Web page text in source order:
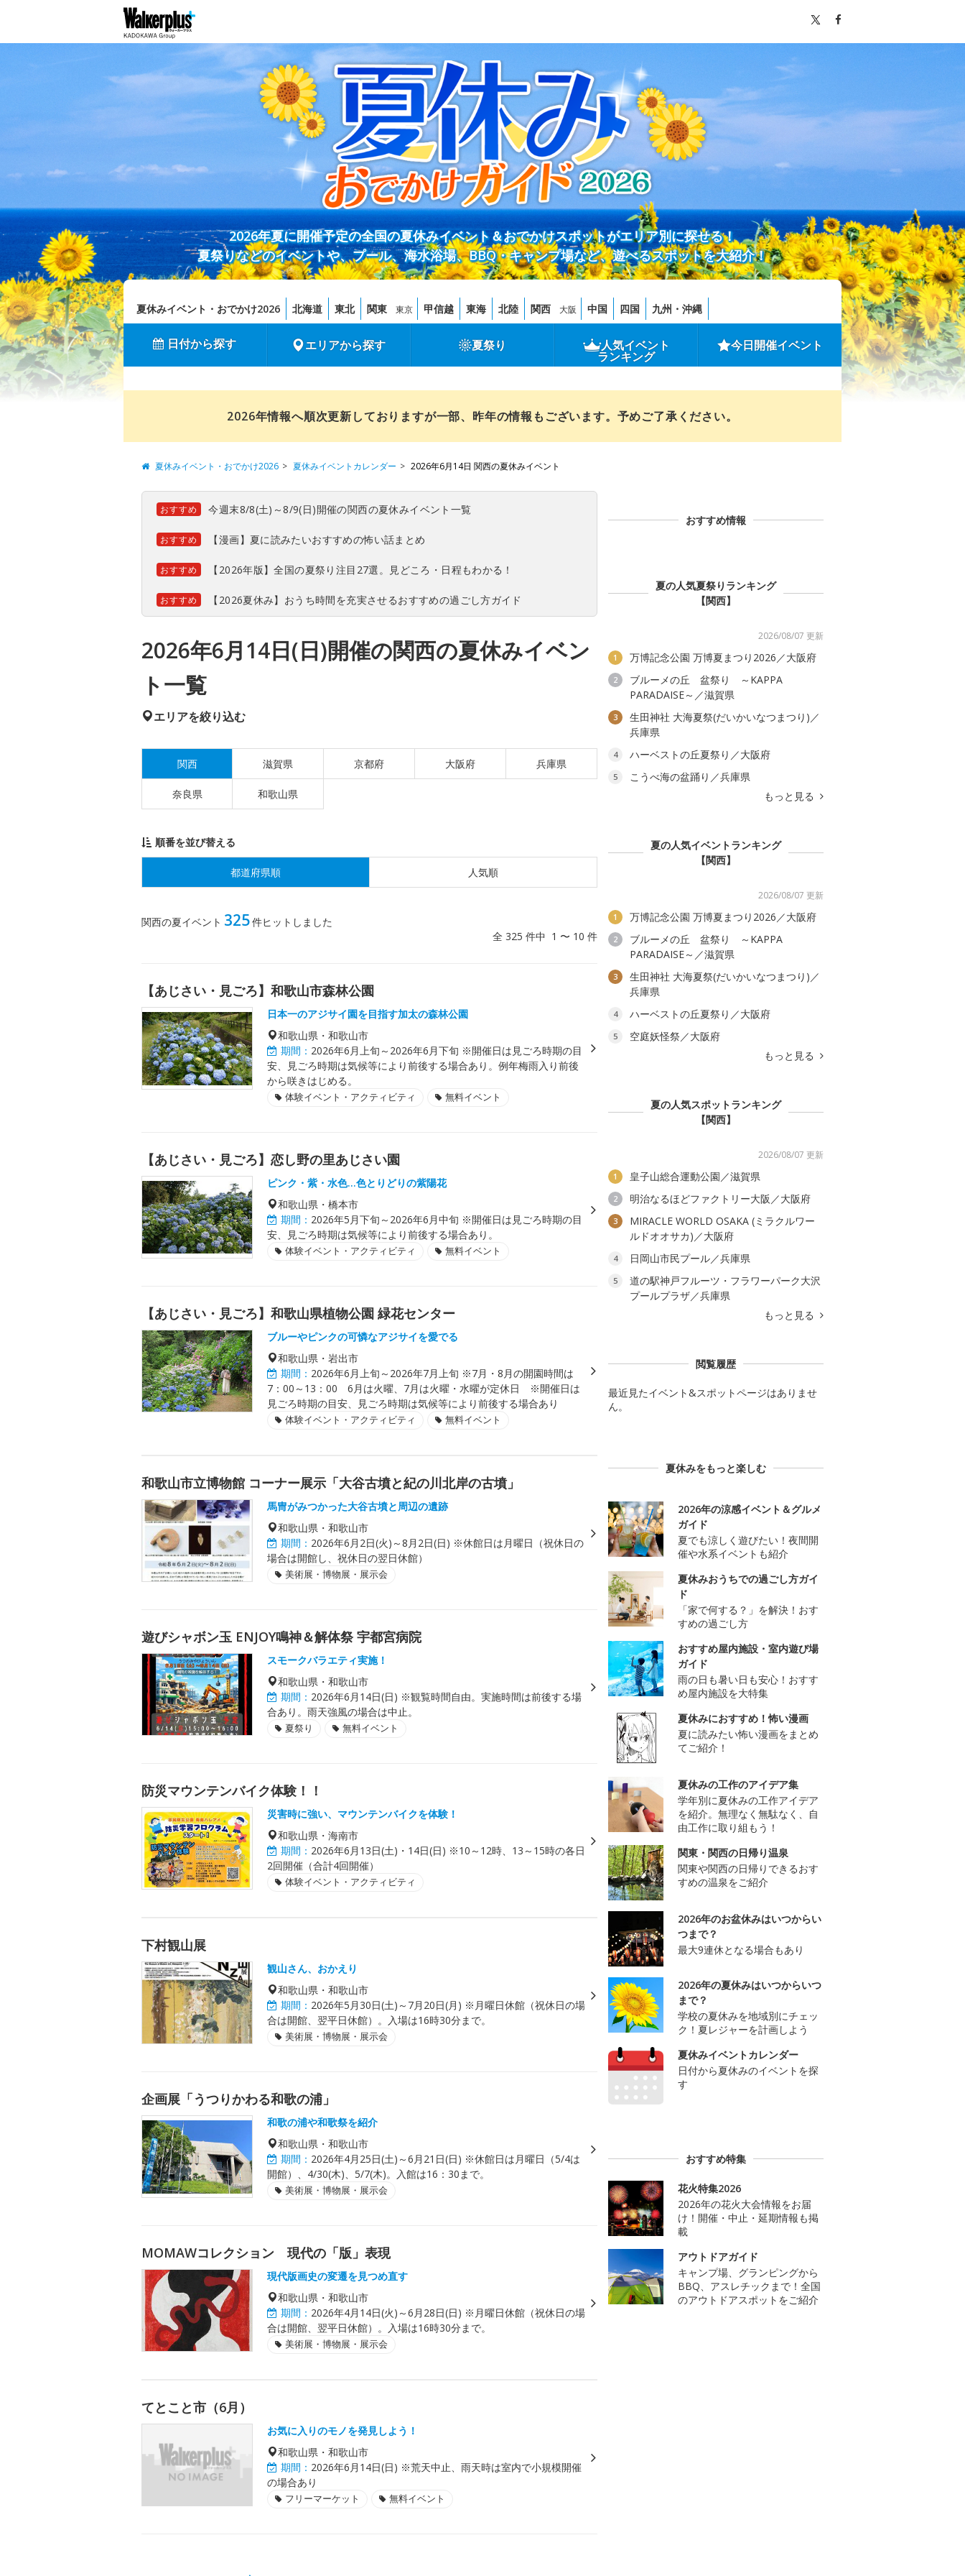
2026年夏に開催予定の全国の夏休みイベント＆おでかけスポットがエリア別に探せる！
夏祭りなどのイベントや、プール、海水浴場、BBQ・キャンプ場など、遊べるスポットを大紹介！
夏休みイベント・おでかけ2026 北海道 東北 関東 東京 甲信越 東海 北陸 関西 大阪 中国 四国 九州・沖縄
日付から探す エリアから探す 夏祭り 人気イベント
ランキング
今日開催イベント
2026年情報へ順次更新しておりますが一部、昨年の情報もございます。予めご了承ください。
夏休みイベント・おでかけ2026 夏休みイベントカレンダー 2026年6月14日 関西の夏休みイベント
おすすめ 今週末8/8(土)～8/9(日)開催の関西の夏休みイベント一覧
おすすめ 【漫画】夏に読みたいおすすめの怖い話まとめ
おすすめ 【2026年版】全国の夏祭り注目27選。見どころ・日程もわかる！
おすすめ 【2026夏休み】おうち時間を充実させるおすすめの過ごし方ガイド
2026年6月14日(日)開催の関西の夏休みイベン
ト一覧
エリアを絞り込む
関西 滋賀県 京都府 大阪府 兵庫県
奈良県 和歌山県
順番を並び替える
都道府県順 人気順
関西の夏イベント 325件ヒットしました
全 325 件中 1 〜 10 件
【あじさい・見ごろ】和歌山市森林公園
日本一のアジサイ園を目指す加太の森林公園
和歌山県・和歌山市
期間： 2026年6月上旬～2026年6月下旬 ※開催日は見ごろ時期の目
安、見ごろ時期は気候等により前後する場合あり。例年梅雨入り前後
から咲きはじめる。
体験イベント・アクティビティ 無料イベント
【あじさい・見ごろ】恋し野の里あじさい園
ピンク・紫・水色…色とりどりの紫陽花
和歌山県・橋本市
期間： 2026年5月下旬～2026年6月中旬 ※開催日は見ごろ時期の目
安、見ごろ時期は気候等により前後する場合あり。
体験イベント・アクティビティ 無料イベント
【あじさい・見ごろ】和歌山県植物公園 緑花センター
ブルーやピンクの可憐なアジサイを愛でる
和歌山県・岩出市
期間： 2026年6月上旬～2026年7月上旬 ※7月・8月の開園時間は
7：00～13：00 6月は火曜、7月は火曜・水曜が定休日 ※開催日は
見ごろ時期の目安、見ごろ時期は気候等により前後する場合あり
体験イベント・アクティビティ 無料イベント
和歌山市立博物館 コーナー展示「大谷古墳と紀の川北岸の古墳」
馬冑がみつかった大谷古墳と周辺の遺跡
和歌山県・和歌山市
期間： 2026年6月2日(火)～8月2日(日) ※休館日は月曜日（祝休日の
場合は開館し、祝休日の翌日休館）
美術展・博物展・展示会
遊びシャボン玉 ENJOY鳴神＆解体祭 宇都宮病院
スモークバラエティ実施！
和歌山県・和歌山市
期間： 2026年6月14日(日) ※観覧時間自由。実施時間は前後する場
合あり。雨天強風の場合は中止。
夏祭り 無料イベント
防災マウンテンバイク体験！！
災害時に強い、マウンテンバイクを体験！
和歌山県・海南市
期間： 2026年6月13日(土)・14日(日) ※10～12時、13～15時の各日
2回開催（合計4回開催）
体験イベント・アクティビティ
下村観山展
観山さん、おかえり
和歌山県・和歌山市
期間： 2026年5月30日(土)～7月20日(月) ※月曜日休館（祝休日の場
合は開館、翌平日休館）。入場は16時30分まで。
美術展・博物展・展示会
企画展「うつりかわる和歌の浦」
和歌の浦や和歌祭を紹介
和歌山県・和歌山市
期間： 2026年4月25日(土)～6月21日(日) ※休館日は月曜日（5/4は
開館）、4/30(木)、5/7(木)。入館は16：30まで。
美術展・博物展・展示会
MOMAWコレクション 現代の「版」表現
現代版画史の変遷を見つめ直す
和歌山県・和歌山市
期間： 2026年4月14日(火)～6月28日(日) ※月曜日休館（祝休日の場
合は開館、翌平日休館）。入場は16時30分まで。
美術展・博物展・展示会
てとこと市（6月）
お気に入りのモノを発見しよう！
和歌山県・和歌山市
期間： 2026年6月14日(日) ※荒天中止、雨天時は室内で小規模開催
の場合あり
フリーマーケット 無料イベント
おすすめ情報
夏の人気夏祭りランキング
【関西】
2026/08/07 更新
1 万博記念公園 万博夏まつり2026／大阪府
2
ブルーメの丘 盆祭り ～KAPPA
PARADAISE～／滋賀県
3
生田神社 大海夏祭(だいかいなつまつり)／
兵庫県
4 ハーベストの丘夏祭り／大阪府
5
こうべ海の盆踊り／兵庫県
もっと見る
夏の人気イベントランキング
【関西】
2026/08/07 更新
1 万博記念公園 万博夏まつり2026／大阪府
2
ブルーメの丘 盆祭り ～KAPPA
PARADAISE～／滋賀県
3
生田神社 大海夏祭(だいかいなつまつり)／
兵庫県
4 ハーベストの丘夏祭り／大阪府
5
空庭妖怪祭／大阪府
もっと見る
夏の人気スポットランキング
【関西】
2026/08/07 更新
1 皇子山総合運動公園／滋賀県
2 明治なるほどファクトリー大阪／大阪府
3
MIRACLE WORLD OSAKA (ミラクルワー
ルドオオサカ)／大阪府
4 日岡山市民プール／兵庫県
5
道の駅神戸フルーツ・フラワーパーク大沢
プールプラザ／兵庫県
もっと見る
閲覧履歴
最近見たイベント&スポットページはありませ
ん。
夏休みをもっと楽しむ
2026年の涼感イベント＆グルメ
ガイド
夏でも涼しく遊びたい！夜間開
催や水系イベントも紹介
夏休みおうちでの過ごし方ガイ
ド
「家で何する？」を解決！おす
すめの過ごし方
おすすめ屋内施設・室内遊び場
ガイド
雨の日も暑い日も安心！おすす
め屋内施設を大特集
夏休みにおすすめ！怖い漫画
夏に読みたい怖い漫画をまとめ
てご紹介！
夏休みの工作のアイデア集
学年別に夏休みの工作アイデア
を紹介。無理なく無駄なく、自
由工作に取り組もう！
関東・関西の日帰り温泉
関東や関西の日帰りできるおす
すめの温泉をご紹介
2026年のお盆休みはいつからい
つまで？
最大9連休となる場合もあり
2026年の夏休みはいつからいつ
まで？
学校の夏休みを地域別にチェッ
ク！夏レジャーを計画しよう
夏休みイベントカレンダー
日付から夏休みのイベントを探
す
おすすめ特集
花火特集2026
2026年の花火大会情報をお届
け！開催・中止・延期情報も掲
載
アウトドアガイド
キャンプ場、グランピングから
BBQ、アスレチックまで！全国
のアウトドアスポットをご紹介